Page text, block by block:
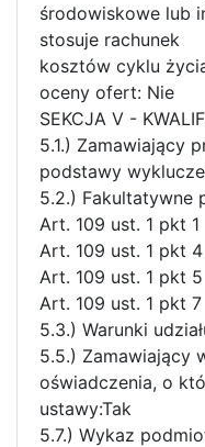
środowiskowe lub
stosuje rachunek
kosztów cyklu
oceny ofert: Nie
SEKCJA V -
5.1.) Zamawiający
podstawy
5.2.) Fakultatywne
Art. 109 ust. 1 pkt 1
Art. 109 ust. 1 pkt 4
Art. 109 ust. 1 pkt 5
Art. 109 ust. 1 pkt 7
5.3.) Warunki
5.5.) Zamawiający
oświadczenia, o
ustawy:Tak
5.7.) Wykaz